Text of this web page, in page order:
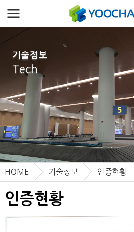
기술정보
Tech
인증현황
HOME 기술정보 인증현황